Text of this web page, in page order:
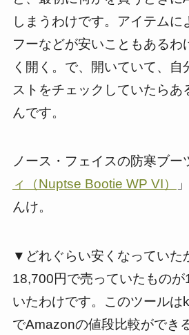
しまうわけです。アイテムに
フーなどが安いこともあるわ
く開く。で、開いていて、自
ストをチェックしていたらあ
んです。
ノース・フェイスの防寒ブー
ィ（Nuptse Bootie WP VI）
んけ。
▼どれぐらい安くなっていた
18,700円で売っていたもの
いたわけです。このツールは
でAmazonの値段比較ができ